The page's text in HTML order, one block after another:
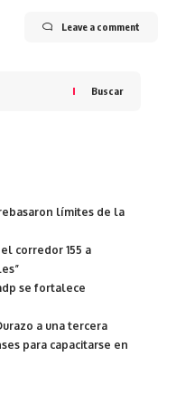
Leave a comment
Buscar
límites de la
corredor 155 a
se fortalece
a una tercera
para capacitarse en